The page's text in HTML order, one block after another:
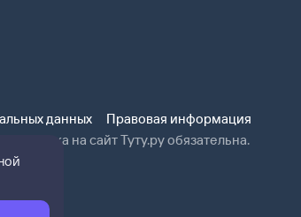
данных
Правовая информация
ссылка на сайт Туту.ру обязательна.